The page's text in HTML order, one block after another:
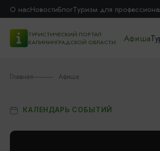
О насНовостиБлогТуризм для
ТУРИСТИЧЕСКИЙ ПОРТАЛ
КАЛИНИНГРАДСКОЙ ОБЛАСТИ
Афиша
Главная Афиша
КАЛЕНДАРЬ СОБЫТИЙ